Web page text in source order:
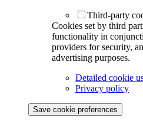
Third-party
Cookies set by third
functionality in
providers for security,
advertising purposes.
Detailed cookie
Privacy policy
Save cookie preferences